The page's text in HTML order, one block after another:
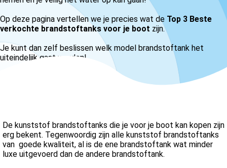
Op deze pagina vertellen we je precies wat de Top 3 Beste
verkochte brandstoftanks voor je boot zijn.
Je kunt dan zelf beslissen welk model brandstoftank het
uiteindelijk gaat worden!
De kunststof brandstoftanks die je voor je boot kan kopen zijn
erg bekent. Tegenwoordig zijn alle kunststof brandstoftanks
van goede kwaliteit, al is de ene brandstoftank wat minder
luxe uitgevoerd dan de andere brandstoftank.